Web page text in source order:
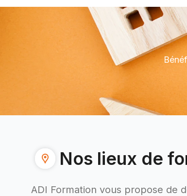
Nos lieux de
ADI Formation vous propose de